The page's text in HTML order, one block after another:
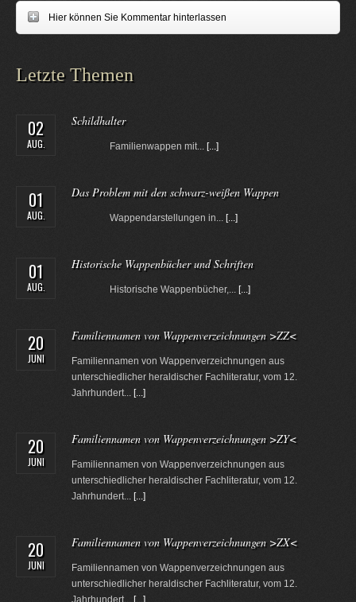
Hier können Sie Kommentar hinterlassen
Letzte Themen
02
AUG.
Schildhalter
Familienwappen mit... [...]
01
AUG.
Das Problem mit den schwarz-weißen Wappen
Wappendarstellungen in... [...]
01
AUG.
Historische Wappenbücher und Schriften
Historische Wappenbücher,... [...]
20
JUNI
Familiennamen von Wappenverzeichnungen >ZZ<
Familiennamen von Wappenverzeichnungen aus
unterschiedlicher heraldischer Fachliteratur, vom 12.
Jahrhundert... [...]
20
JUNI
Familiennamen von Wappenverzeichnungen >ZY<
Familiennamen von Wappenverzeichnungen aus
unterschiedlicher heraldischer Fachliteratur, vom 12.
Jahrhundert... [...]
20
JUNI
Familiennamen von Wappenverzeichnungen >ZX<
Familiennamen von Wappenverzeichnungen aus
unterschiedlicher heraldischer Fachliteratur, vom 12.
Jahrhundert... [...]